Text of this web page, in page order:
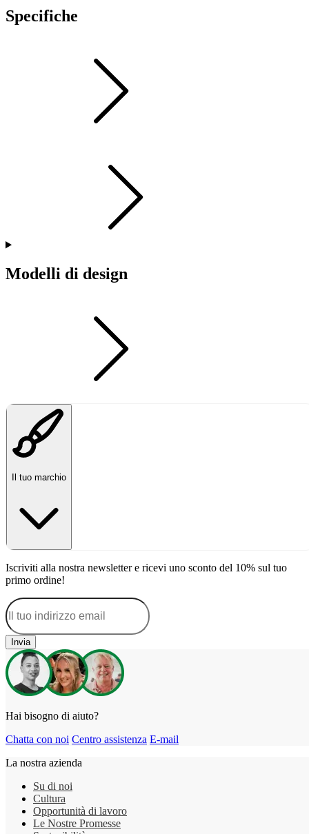
Specifiche
Modelli di design
Il tuo marchio
Iscriviti alla nostra newsletter e ricevi uno sconto del 10% sul tuo
primo ordine!
Invia
Hai bisogno di aiuto?
Chatta con noi Centro assistenza E-mail
La nostra azienda
Su di noi
Cultura
Opportunità di lavoro
Le Nostre Promesse